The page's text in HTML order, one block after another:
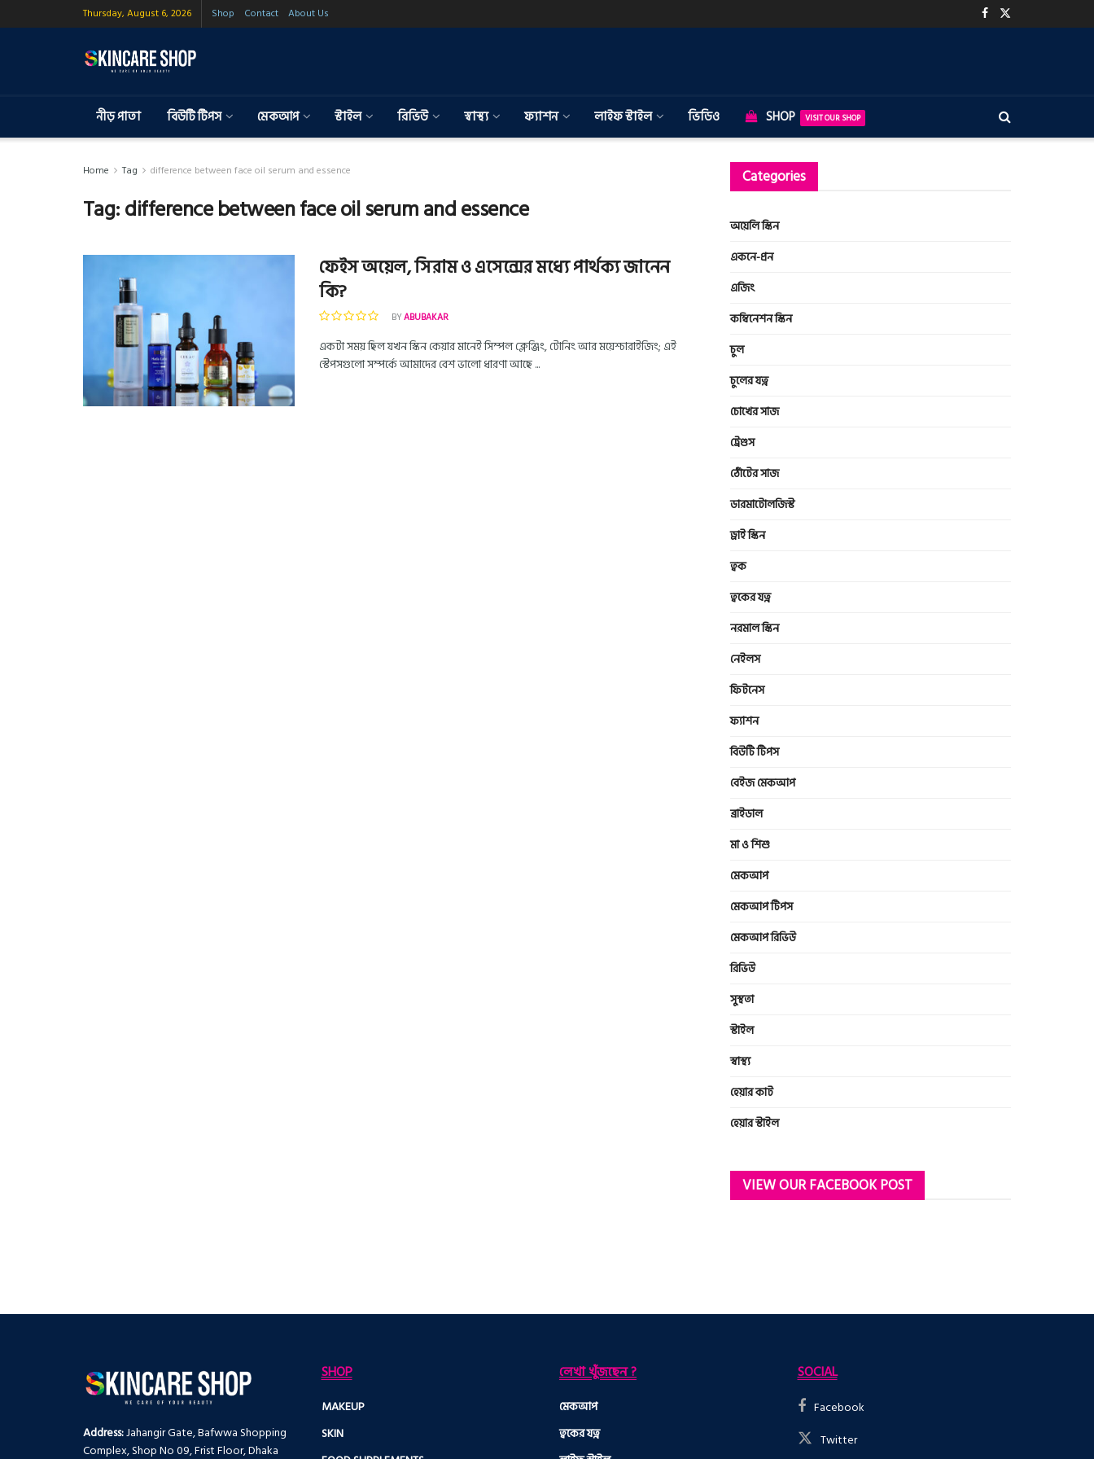
Thursday, August 6, 2026 Shop Contact About Us
নীড় পাতা বিউটি টিপস মেকআপ স্টাইল রিভিউ স্বাস্থ্য ফ্যাশন লাইফ স্টাইল ভিডিও SHOP VISIT OUR SHOP
Home Tag difference between face oil serum and essence
Tag:difference between face oil serum and essence
ফেইস অয়েল, সিরাম ও এসেন্সের মধ্যে পার্থক্য জানেন
কি?
BYABUBAKAR
একটা সময় ছিল যখন স্কিন কেয়ার মানেই সিম্পল ক্লেঞ্জিং, টোনিং আর ময়েশ্চারাইজিং; এই
স্টেপসগুলো সম্পর্কে আমাদের বেশ ভালো ধারণা আছে ...
Categories
অয়েলি স্কিন
একনে-প্রন
এজিং
কম্বিনেশন স্কিন
চুল
চুলের যত্ন
চোখের সাজ
ট্রেণ্ডস
ঠোঁটের সাজ
ডারমাটোলজিস্ট
ড্রাই স্কিন
ত্বক
ত্বকের যত্ন
নরমাল স্কিন
নেইলস
ফিটনেস
ফ্যাশন
বিউটি টিপস
বেইজ মেকআপ
ব্রাইডাল
মা ও শিশু
মেকআপ
মেকআপ টিপস
মেকআপ রিভিউ
রিভিউ
সুস্থতা
স্টাইল
স্বাস্থ্য
হেয়ার কাট
হেয়ার স্টাইল
VIEW OUR FACEBOOK POST
Address:Jahangir Gate, Bafwwa Shopping
Complex, Shop No 09, Frist Floor, Dhaka
SHOP
MAKEUP
SKIN
লেখা খুঁজছেন ?
মেকআপ
ত্বকের যত্ন
SOCIAL
Facebook
Twitter